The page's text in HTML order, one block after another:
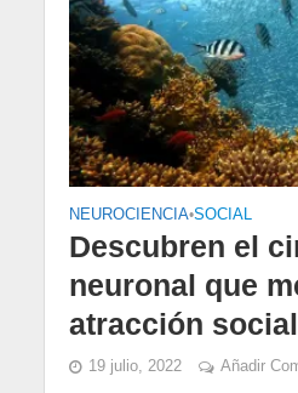
NEUROCIENCIA•SOCIAL
Descubren el
neuronal que
atracción social
19 julio, 2022 Añadir